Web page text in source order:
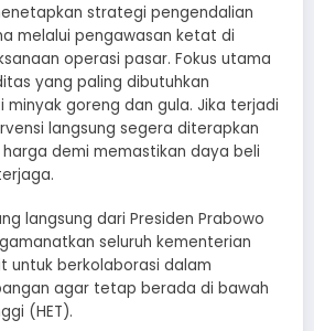
strategi pengendalian
melalui pengawasan ketat di
operasi pasar. Fokus utama
yang paling dibutuhkan
goreng dan gula. Jika terjadi
langsung segera diterapkan
demi memastikan daya beli
langsung dari Presiden Prabowo
seluruh kementerian
untuk berkolaborasi dalam
agar tetap berada di bawah
(HET).